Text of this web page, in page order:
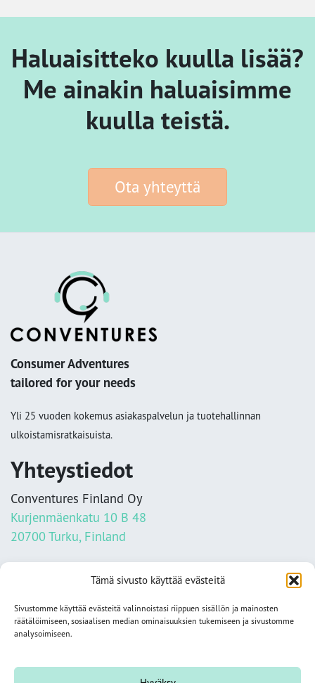
Tämä sivusto käyttää evästeitä
Sivustomme käyttää evästeitä valinnoistasi riippuen sisällön ja mainosten
räätälöimiseen, sosiaalisen median ominaisuuksien tukemiseen ja sivustomme
analysoimiseen.
Haluaisitteko kuulla lisää?
Me ainakin haluaisimme
kuulla teistä.
Ota yhteyttä
Consumer Adventures
tailored for your needs
Yli 25 vuoden kokemus asiakaspalvelun ja tuotehallinnan
ulkoistamisratkaisuista.
Yhteystiedot
Conventures Finland Oy
Kurjenmäenkatu 10 B 48
20700 Turku, Finland
+358 2 284 1100
Tietosuojaseloste